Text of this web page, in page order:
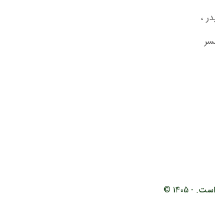
،
است. - 1405 ©